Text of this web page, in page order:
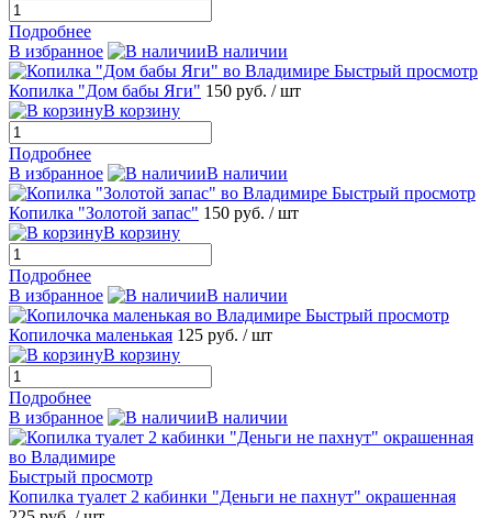
Подробнее
В избранное
В наличии
Быстрый просмотр
Копилка "Дом бабы Яги" 150 руб. / шт
В корзину
Подробнее
В избранное
В наличии
Быстрый просмотр
Копилка "Золотой запас" 150 руб. / шт
В корзину
Подробнее
В избранное
В наличии
Быстрый просмотр
Копилочка маленькая 125 руб. / шт
В корзину
Подробнее
В избранное
В наличии
Быстрый просмотр
Копилка туалет 2 кабинки "Деньги не пахнут" окрашенная